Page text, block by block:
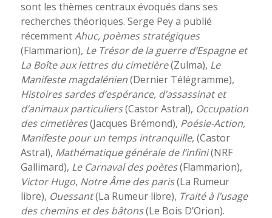
sont les thèmes centraux évoqués dans ses
recherches théoriques. Serge Pey a publié
récemmentAhuc, poèmes stratégiques
(Flammarion), Le Trésor de la guerre d’Espagne et
La Boîte aux lettres du cimetière(Zulma), Le
Manifeste magdalénien(Dernier Télégramme),
Histoires sardes d’espérance, d’assassinat et
d’animaux particuliers(Castor Astral), Occupation
des cimetières(Jacques Brémond), Poésie-Action,
Manifeste pour un temps intranquille, (Castor
Astral), Mathématique générale de l’infini(NRF
Gallimard), Le Carnaval des poètes(Flammarion),
Victor Hugo, Notre Âme des paris(La Rumeur
libre), Ouessant(La Rumeur libre), Traité à l’usage
des chemins et des bâtons(Le Bois D’Orion).